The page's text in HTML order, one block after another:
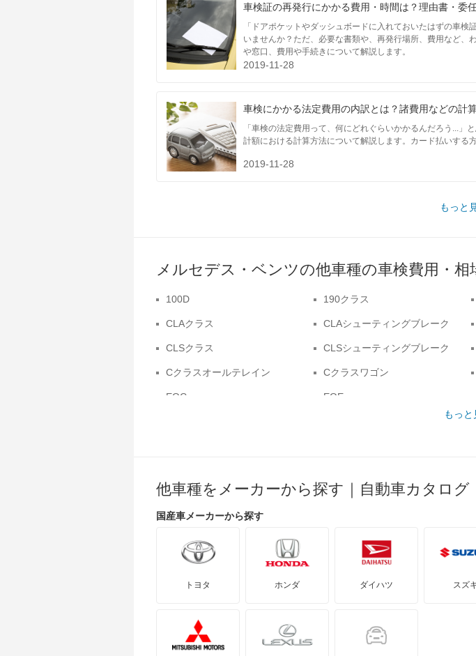
車検証の再発行にかかる費用・時間は？理由書・委
「ドアポケットやダッシュボードに入れておいたはずの車
いませんか？ただ、必要な書類や、再発行場所、費用など
や窓口、費用や手続きについて解説します。
2019-11-28
車検にかかる法定費用の内訳とは？諸費用などの計
「車検の法定費用って、何にどれぐらいかかるんだろう...
計額における計算方法について解説します。カード払いする
2019-11-28
もっと
メルセデス・ベンツの他車種の車検費用・相
100D 190クラス
CLAクラス CLAシューティングブレーク
CLSクラス CLSシューティングブレーク
Cクラスオールテレイン Cクラスワゴン
EQC EQE
Rクラス SLCクラス
SLクラス
ゲレンデヴァーゲン スプリンター
ビアノ ベンツ ウニモグ
メルセデス マイバッハ EQS
メルセデス マイバッハ GLSクラ
レインボースター
もっと
他車種をメーカーから探す｜自動車カタログ
国産車メーカーから探す
トヨタ ホンダ ダイハツ スズ